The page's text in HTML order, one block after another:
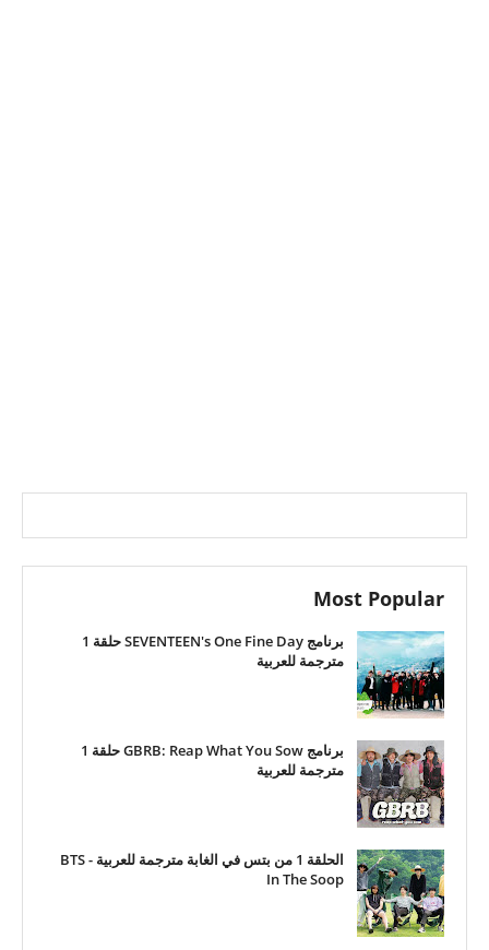
Most Popular
برنامج SEVENTEEN's One Fine Day حلقة 1
مترجمة للعربية
برنامج GBRB: Reap What You Sow حلقة 1
مترجمة للعربية
الحلقة 1 من بتس في الغابة مترجمة للعربية - BTS
In The Soop